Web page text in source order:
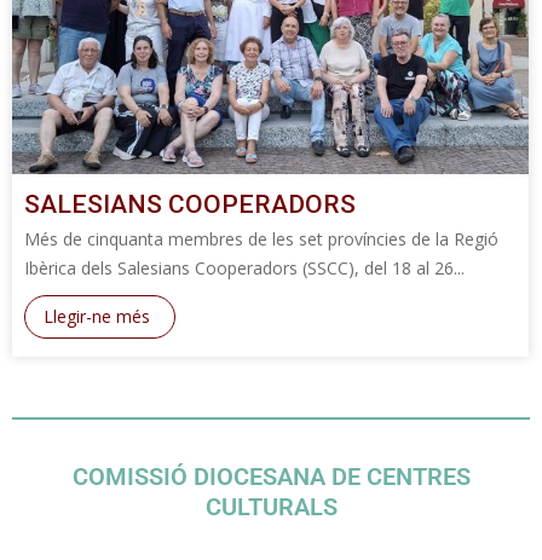
SALESIANS COOPERADORS
Més de cinquanta membres de les set províncies de la Regió
Ibèrica dels Salesians Cooperadors (SSCC), del 18 al 26...
Llegir-ne més
COMISSIÓ DIOCESANA DE CENTRES
CULTURALS